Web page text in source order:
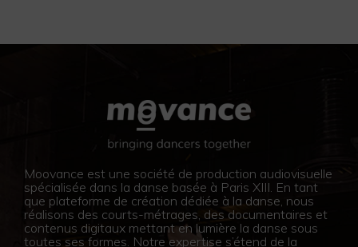
Moovance est une société de production audiovisuelle
spécialisée dans la danse basée à Paris XIII. En tant
que plateforme de création dédiée à la danse, nous
réalisons des courts-métrages, des documentaires et
contenus digitaux mettant en lumière la danse sous
toutes ses formes. Notre expertise s’étend de la